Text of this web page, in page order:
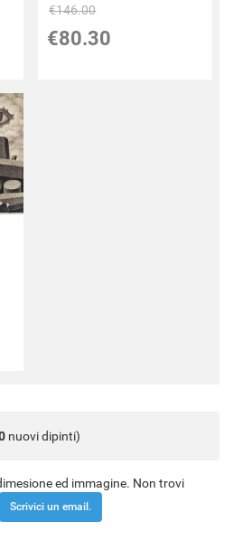
€146.00
€80.30
nuovi dipinti)
ed immagine. Non trovi
Scrivici un email.